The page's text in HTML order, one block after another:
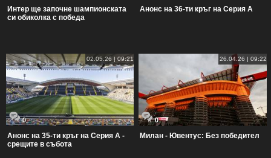
Интер ще започне шампионската
си обиколка с победа
Анонс на 36-ти кръг на Серия А
02.05.26 | 09:21
0
Анонс на 35-ти кръг на Серия А -
срещите в събота
26.04.26 | 09:22
0
Милан - Ювентус: Без победител